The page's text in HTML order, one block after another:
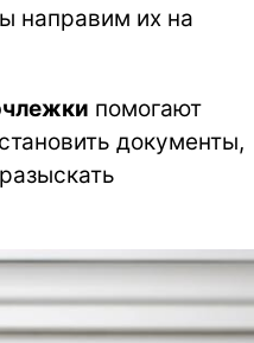
направим их на
помогают
документы,